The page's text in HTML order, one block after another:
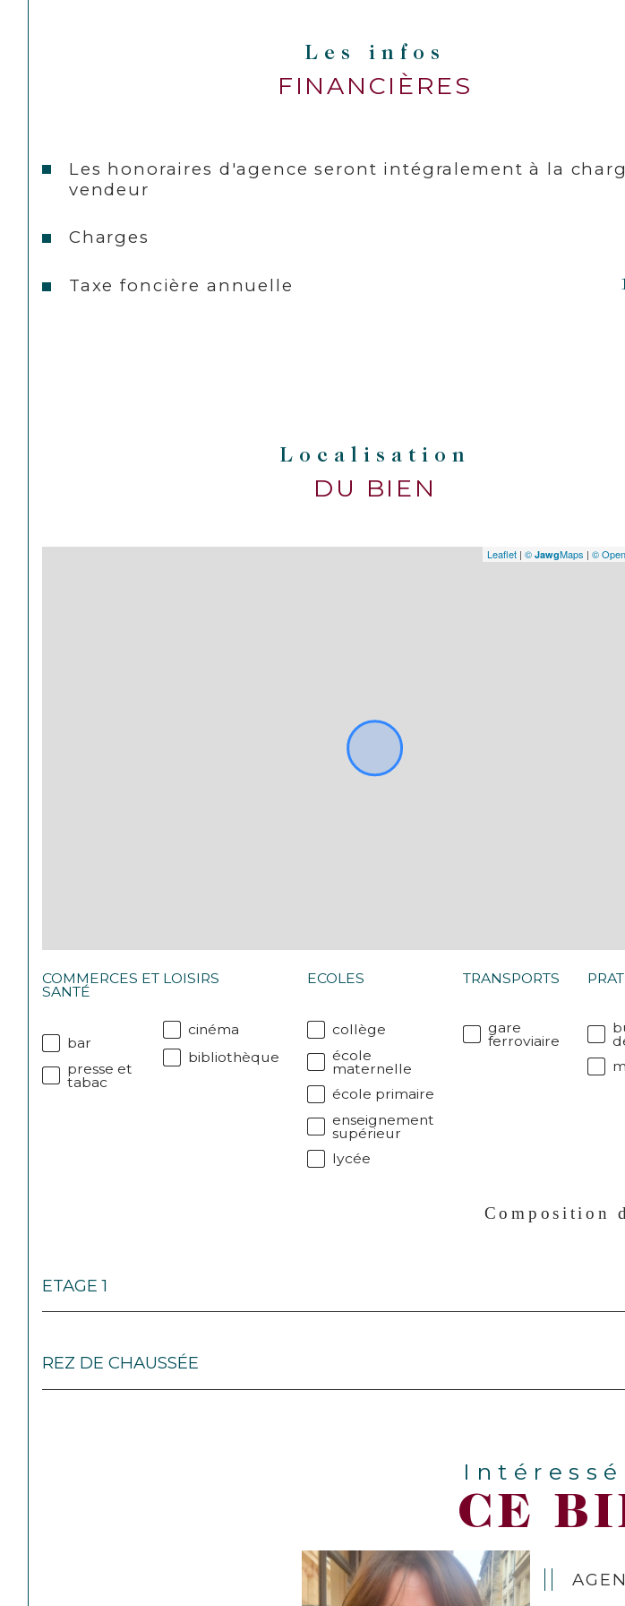
Les infos
FINANCIÈRES
Les honoraires d'agence seront intégralement à la
vendeur
Charges
Taxe foncière annuelle
Localisation
DU BIEN
Leaflet |©JawgMaps |©
COMMERCES ET
SANTÉ
bar
presse et
tabac
LOISIRS
cinéma
bibliothèque
ECOLES
collège
école
maternelle
école primaire
enseignement
supérieur
lycée
TRANSPORTS
gare
ferroviaire
Composition
ETAGE 1
REZ DE CHAUSSÉE
CE